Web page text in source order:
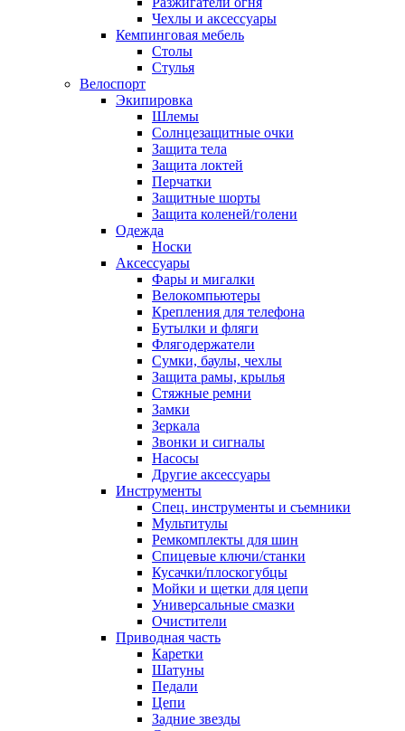
Чехлы и аксессуары
Кемпинговая мебель
Столы
Стулья
Велоспорт
Экипировка
Шлемы
Солнцезащитные очки
Защита тела
Защита локтей
Перчатки
Защитные шорты
Защита коленей/голени
Одежда
Носки
Аксессуары
Фары и мигалки
Велокомпьютеры
Крепления для телефона
Бутылки и фляги
Флягодержатели
Сумки, баулы, чехлы
Защита рамы, крылья
Стяжные ремни
Замки
Зеркала
Звонки и сигналы
Насосы
Другие аксессуары
Инструменты
Спец. инструменты и съемники
Мультитулы
Ремкомплекты для шин
Спицевые ключи/станки
Кусачки/плоскогубцы
Мойки и щетки для цепи
Универсальные смазки
Очистители
Приводная часть
Каретки
Шатуны
Педали
Цепи
Задние звезды